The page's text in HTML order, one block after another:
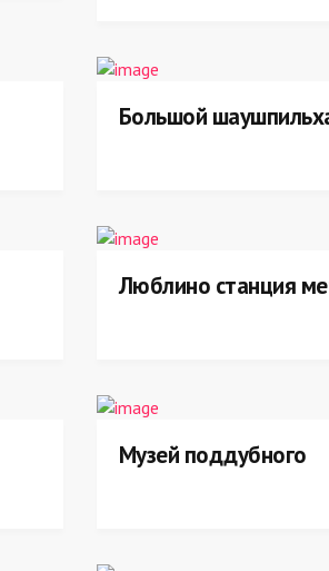
Большой
Люблино станция
Музей поддубного